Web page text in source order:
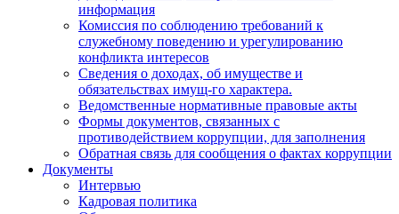
информация
Комиссия по соблюдению требований к
служебному поведению и урегулированию
конфликта интересов
Сведения о доходах, об имуществе и
обязательствах имущ-го характера.
Ведомственные нормативные правовые акты
Формы документов, связанных с
противодействием коррупции, для заполнения
Обратная связь для сообщения о фактах коррупции
Документы
Интервью
Кадровая политика